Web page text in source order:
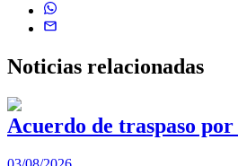
Noticias relacionadas
Acuerdo de traspaso